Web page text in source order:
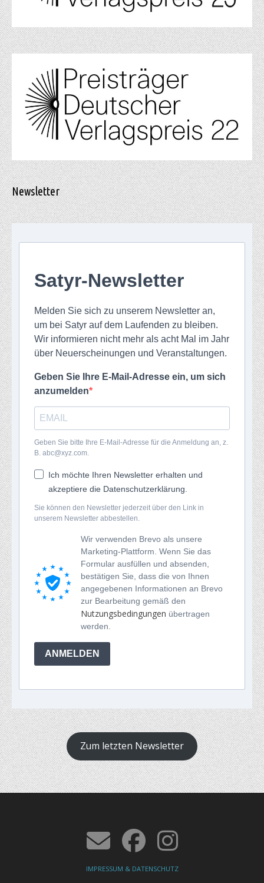
Newsletter
Satyr-Newsletter
Melden Sie sich zu unserem Newsletter an,
um bei Satyr auf dem Laufenden zu bleiben.
Wir informieren nicht mehr als acht Mal im Jahr
über Neuerscheinungen und Veranstaltungen.
Geben Sie Ihre E-Mail-Adresse ein, um sich
anzumelden
Geben Sie bitte Ihre E-Mail-Adresse für die Anmeldung an, z.
B. abc@xyz.com.
Ich möchte Ihren Newsletter erhalten und
akzeptiere die Datenschutzerklärung.
Sie können den Newsletter jederzeit über den Link in
unserem Newsletter abbestellen.
Wir verwenden Brevo als unsere
Marketing-Plattform. Wenn Sie das
Formular ausfüllen und absenden,
bestätigen Sie, dass die von Ihnen
angegebenen Informationen an Brevo
zur Bearbeitung gemäß den
Nutzungsbedingungen übertragen
werden.
ANMELDEN
Zum letzten Newsletter
IMPRESSUM & DATENSCHUTZ